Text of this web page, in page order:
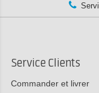
Service Clients
Commander et livrer